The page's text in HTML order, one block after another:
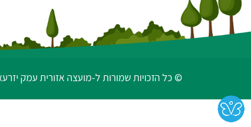
© כל הזכויות שמורות ל-מועצה אזורית עמק